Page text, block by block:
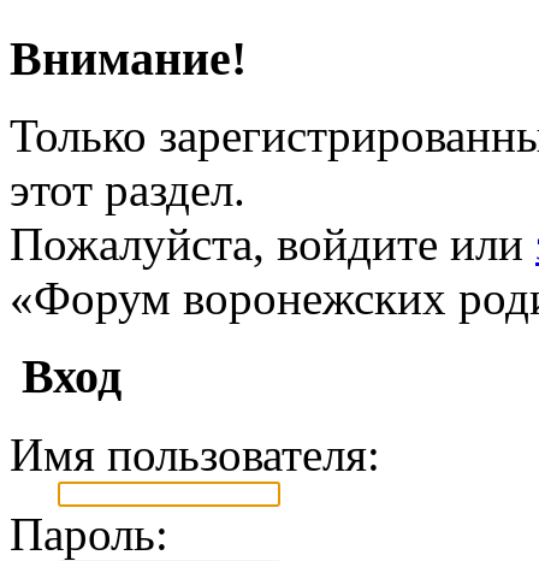
Внимание!
Только
этот раздел.
Пожалуйста, войдите или
«Форум воронежских
Вход
Имя пользователя:
Пароль: